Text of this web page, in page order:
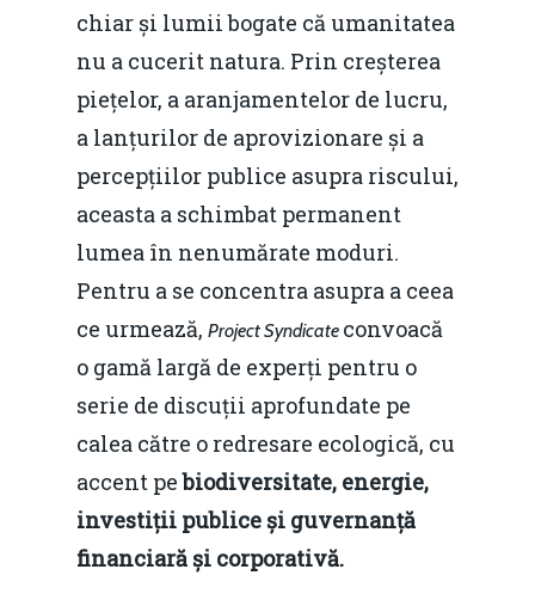
chiar și lumii bogate că umanitatea
nu a cucerit natura. Prin creșterea
piețelor, a aranjamentelor de lucru,
a lanțurilor de aprovizionare și a
percepțiilor publice asupra riscului,
aceasta a schimbat permanent
lumea în nenumărate moduri.
Pentru a se concentra asupra a ceea
ce urmează, Project Syndicate convoacă
o gamă largă de experți pentru o
serie de discuții aprofundate pe
calea către o redresare ecologică, cu
accent pebiodiversitate, energie,
investiții publice și guvernanță
financiară și corporativă.